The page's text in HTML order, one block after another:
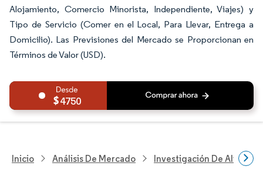
Alojamiento, Comercio Minorista, Independiente, Viajes) y
Tipo de Servicio (Comer en el Local, Para Llevar, Entrega a
Domicilio). Las Previsiones del Mercado se Proporcionan en
Términos de Valor (USD).
4750
Inicio Análisis De Mercado Investigación De